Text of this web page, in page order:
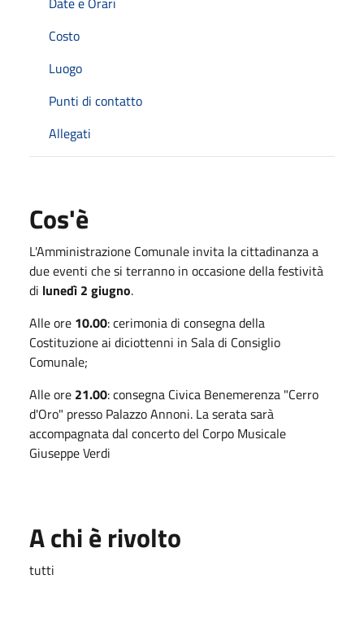
Costo
Luogo
Punti di contatto
Allegati
Cos'è
L'Amministrazione Comunale invita la cittadinanza a
due eventi che si terranno in occasione della festività
di lunedì 2 giugno.
Alle ore 10.00: cerimonia di consegna della
Costituzione ai diciottenni in Sala di Consiglio
Comunale;
Alle ore 21.00: consegna Civica Benemerenza "Cerro
d'Oro" presso Palazzo Annoni. La serata sarà
accompagnata dal concerto del Corpo Musicale
Giuseppe Verdi
A chi è rivolto
tutti